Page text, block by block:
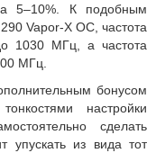
5–10%. К подобным
Vapor-X OC, частота
1030 МГц, а частота
МГц.
бонусом
настройки
сделать
упускать из вида тот